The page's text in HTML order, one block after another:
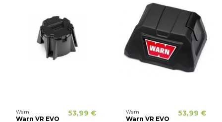
Warn
Warn VR EVO
53,99 € Warn
Warn VR EVO
53,99 €